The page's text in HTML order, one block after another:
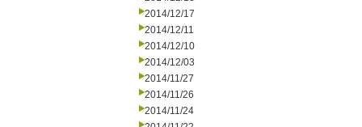
2014/12/17
2014/12/11
2014/12/10
2014/12/03
2014/11/27
2014/11/26
2014/11/24